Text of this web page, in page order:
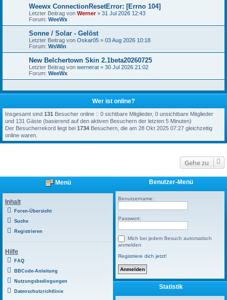
Weewx ConnectionResetError: [Errno 104]
Letzter Beitrag von Werner» 31 Jul 2026 12:43
Forum: WeeWx
Sonne / Solar - Gelöst
Letzter Beitrag von Oskar05 » 03 Aug 2026 10:18
Forum: WsWin
New Belchertown Skin 2.1beta20260725
Letzter Beitrag von wernerat » 30 Jul 2026 21:02
Forum: WeeWx
Wer ist online?
Insgesamt sind 131 Besucher online :: 0 sichtbare Mitglieder, 0 unsichtbare Mitglieder
und 131 Gäste (basierend auf den aktiven Besuchern der letzten 5 Minuten)
Der Besucherrekord liegt bei 1734 Besuchern, die am 28 Okt 2025 07:27 gleichzeitig
online waren.
Gehe zu
Menü
Inhalt
Foren-Übersicht
Suche
Registrieren
Hilfe
FAQ
BBCode-Anleitung
Nutzungsbedingungen
Datenschutzrichtlinie
Benutzer-Menü
Benutzername:
Passwort:
Mich bei jedem Besuch automatisch
anmelden
Registriere dich jetzt!
Statistik